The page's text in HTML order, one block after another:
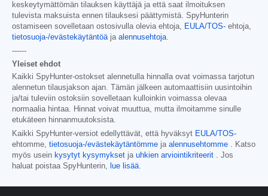
keskeytymättömän tilauksen käyttäjä ja että saat ilmoituksen
tulevista maksuista ennen tilauksesi päättymistä. SpyHunterin
ostamiseen sovelletaan ostosivulla olevia ehtoja, EULA/TOS- ehtoja,
tietosuoja-/evästekäytäntöäja alennusehtoja.
------
Yleiset ehdot
Kaikki SpyHunter-ostokset alennetulla hinnalla ovat voimassa tarjotun
alennetun tilausjakson ajan. Tämän jälkeen automaattisiin uusintoihin
ja/tai tuleviin ostoksiin sovelletaan kulloinkin voimassa olevaa
normaalia hintaa. Hinnat voivat muuttua, mutta ilmoitamme sinulle
etukäteen hinnanmuutoksista.
Kaikki SpyHunter-versiot edellyttävät, että hyväksyt EULA/TOS-
ehtomme, tietosuoja-/evästekäytäntömme ja alennusehtomme . Katso
myös usein kysytyt kysymykset ja uhkien arviointikriteerit . Jos
haluat poistaa SpyHunterin, lue lisää.